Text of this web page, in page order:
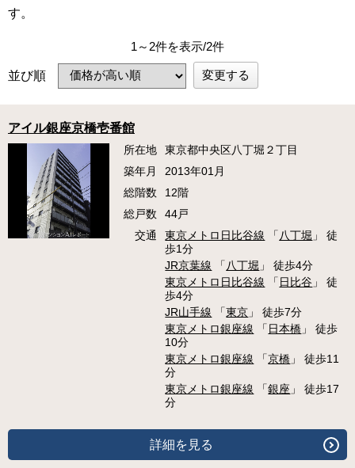
す。
1～2件を表示/2件
並び順 変更する
アイル銀座京橋壱番館
所在地
東京都中央区八丁堀２丁目
築年月
2013年01月
総階数
12階
総戸数
44戸
交通
東京メトロ日比谷線 「 八丁堀 」 徒
歩1分
JR京葉線 「 八丁堀 」 徒歩4分
東京メトロ日比谷線 「 日比谷 」 徒
歩4分
JR山手線 「東京 」 徒歩7分
東京メトロ銀座線 「 日本橋 」 徒歩
10分
東京メトロ銀座線 「京橋 」 徒歩11
分
東京メトロ銀座線 「銀座 」 徒歩17
分
詳細を見る